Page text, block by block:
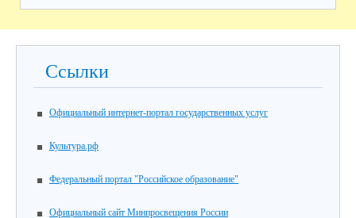
Ссылки
Официальный интернет-портал государственных услуг
Культура.рф
Федеральный портал "Российское образование"
Официальный сайт Минпросвещения России